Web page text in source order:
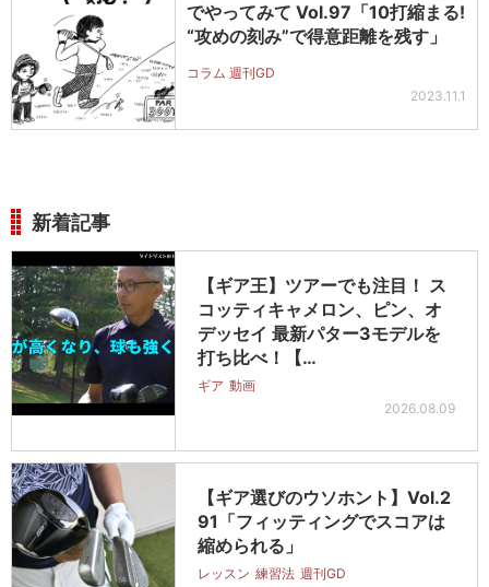
でやってみて Vol.97「10打縮まる!
“攻めの刻み”で得意距離を残す」
コラム 週刊GD
2023.11.1
新着記事
【ギア王】ツアーでも注目！ ス
コッティキャメロン、ピン、オ
デッセイ 最新パター3モデルを
打ち比べ！【…
ギア 動画
2026.08.09
【ギア選びのウソホント】Vol.2
91「フィッティングでスコアは
縮められる」
レッスン 練習法 週刊GD